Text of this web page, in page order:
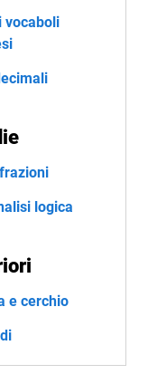
vocaboli
logica
e cerchio